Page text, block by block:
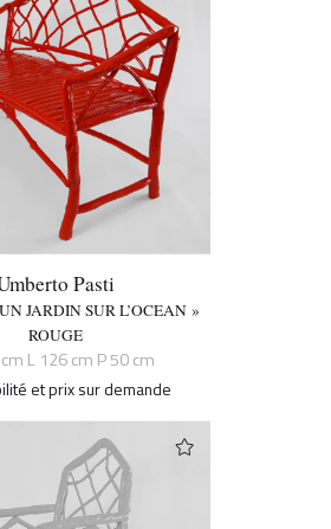
Pasti
JARDIN SUR L’OCEAN »
ROUGE
L 126 cm P 50 cm
et prix sur demande